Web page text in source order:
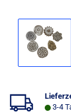
3-4